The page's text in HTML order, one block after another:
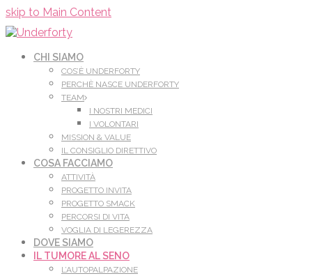
skip to Main Content
CHI SIAMO
COS’È UNDERFORTY
PERCHÈ NASCE UNDERFORTY
TEAM
I NOSTRI MEDICI
I VOLONTARI
MISSION & VALUE
IL CONSIGLIO DIRETTIVO
COSA FACCIAMO
ATTIVITÀ
PROGETTO INVITA
PROGETTO SMACK
PERCORSI DI VITA
VOGLIA DI LEGEREZZA
DOVE SIAMO
IL TUMORE AL SENO
L’AUTOPALPAZIONE